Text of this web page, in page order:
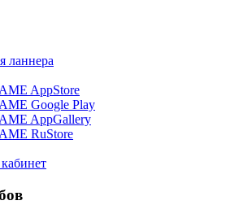
ланнера
AppStore
Google Play
AppGallery
RuStore